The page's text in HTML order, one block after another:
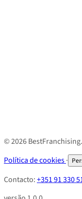
© 2026
Política de cookies·
Contacto:+351 91 330